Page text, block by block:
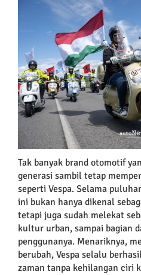
Tak banyak brand otomotif
generasi sambil tetap
seperti Vespa. Selama
ini bukan hanya dikenal
tetapi juga sudah melekat
kultur urban, sampai bagian
penggunanya. Menariknya,
berubah, Vespa selalu
zaman tanpa kehilangan ciri